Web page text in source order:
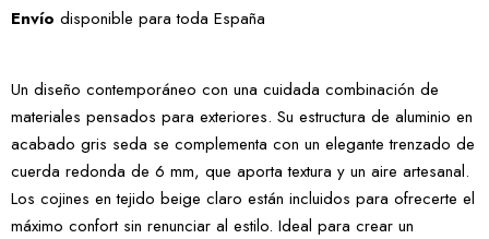
Envío disponible para toda España
Un diseño contemporáneo con una cuidada combinación de
materiales pensados para exteriores. Su estructura de aluminio en
acabado gris seda se complementa con un elegante trenzado de
cuerda redonda de 6 mm, que aporta textura y un aire artesanal.
Los cojines en tejido beige claro están incluidos para ofrecerte el
máximo confort sin renunciar al estilo. Ideal para crear un